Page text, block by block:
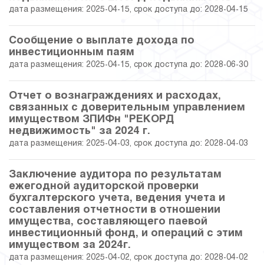
30.06.2020 31.99 41 738 107.16
29.05.2020 32.45 41 922 958.35
30.04.2020 31.44 41 513 037.52
27.03.2020 31.59 32 268 198.49
28.02.2020 30.50 31 926 223.39
26.25 31 346 272.91
29.11.2019 29.53 24 293 421.22
31.10.2019 28.67 24 089 658.97
дата размещения: 2025-04-15, срок доступа до: 2028-04-15
Сообщение о выплате дохода по
инвестиционным паям
дата размещения: 2025-04-15, срок доступа до: 2028-06-30
Отчет о вознаграждениях и расходах,
связанных с доверительным управлением
имуществом ЗПИФн "РЕКОРД
недвижимость" за 2024 г.
дата размещения: 2025-04-03, срок доступа до: 2028-04-03
Заключение аудитора по результатам
ежегодной аудиторской проверки
бухгалтерского учета, ведения учета и
составления отчетности в отношении
имущества, составляющего паевой
инвестиционный фонд, и операций с этим
имуществом за 2024г.
дата размещения: 2025-04-02, срок доступа до: 2028-04-02